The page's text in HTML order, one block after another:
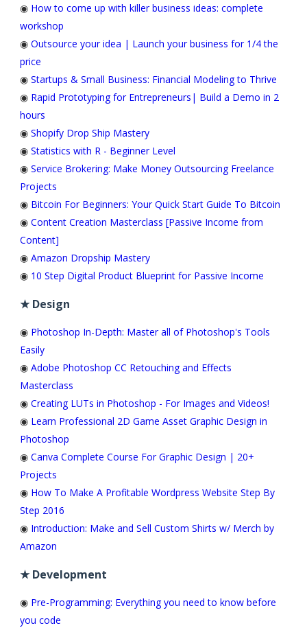
◉ How to come up with killer business ideas: complete
workshop
◉ Outsource your idea | Launch your business for 1/4 the
price
◉ Startups & Small Business: Financial Modeling to Thrive
◉ Rapid Prototyping for Entrepreneurs| Build a Demo in 2
hours
◉ Shopify Drop Ship Mastery
◉ Statistics with R - Beginner Level
◉ Service Brokering: Make Money Outsourcing Freelance
Projects
◉ Bitcoin For Beginners: Your Quick Start Guide To Bitcoin
◉ Content Creation Masterclass [Passive Income from
Content]
◉ Amazon Dropship Mastery
◉ 10 Step Digital Product Blueprint for Passive Income
★ Design
◉ Photoshop In-Depth: Master all of Photoshop's Tools
Easily
◉ Adobe Photoshop CC Retouching and Effects
Masterclass
◉ Creating LUTs in Photoshop - For Images and Videos!
◉ Learn Professional 2D Game Asset Graphic Design in
Photoshop
◉ Canva Complete Course For Graphic Design | 20+
Projects
◉ How To Make A Profitable Wordpress Website Step By
Step 2016
◉ Introduction: Make and Sell Custom Shirts w/ Merch by
Amazon
★ Development
◉ Pre-Programming: Everything you need to know before
you code